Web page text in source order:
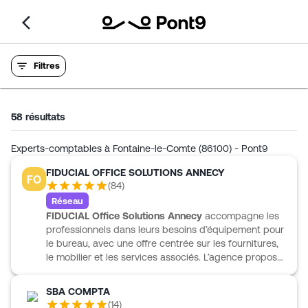
Filtres
58 résultats
Experts-comptables à Fontaine-le-Comte (86100) - Pont9
FO
FIDUCIAL OFFICE SOLUTIONS ANNECY
(84)
Réseau
FIDUCIAL Office Solutions Annecy accompagne les
professionnels dans leurs besoins d’équipement pour
le bureau, avec une offre centrée sur les fournitures,
le mobilier et les services associés. L’agence propose
la bureautique en ligne, l’imprimerie et la gestion des
SBA COMPTA
(14)